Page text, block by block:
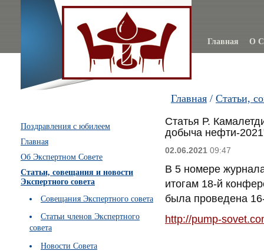
Главная О
Главная / Статьи,
Поздравления с юбилеем
Главная
Об Экспертном Совете
Статьи, совещания и новости
Экспертного совета
Совещания Экспертного совета
Статьи членов Экспертного
совета
Новости Совета
Статья Р.
добыча нефти-
02.06.2021 09:47
В 5 номере
итогам 18-й
была проведена
http://pump-